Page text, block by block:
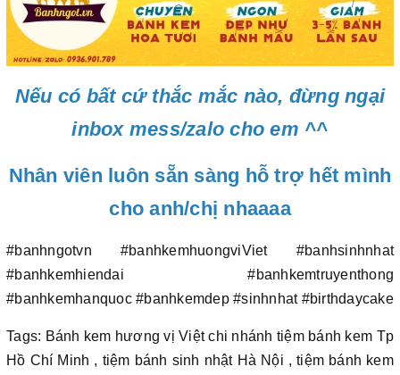
Nếu có bất cứ thắc mắc nào, đừng ngại
inbox mess/zalo cho em ^^
Nhân viên luôn sẵn sàng hỗ trợ hết mình
cho anh/chị nhaaaa
#banhngotvn #banhkemhuongviViet #banhsinhnhat
#banhkemhiendai #banhkemtruyenthong
#banhkemhanquoc #banhkemdep #sinhnhat #birthdaycake
Tags: Bánh kem hương vị Việt chi nhánh tiệm bánh kem Tp
Hồ Chí Minh , tiệm bánh sinh nhật Hà Nội , tiệm bánh kem